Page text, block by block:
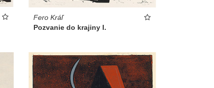
Fero Kráľ
Pozvanie do krajiny I.